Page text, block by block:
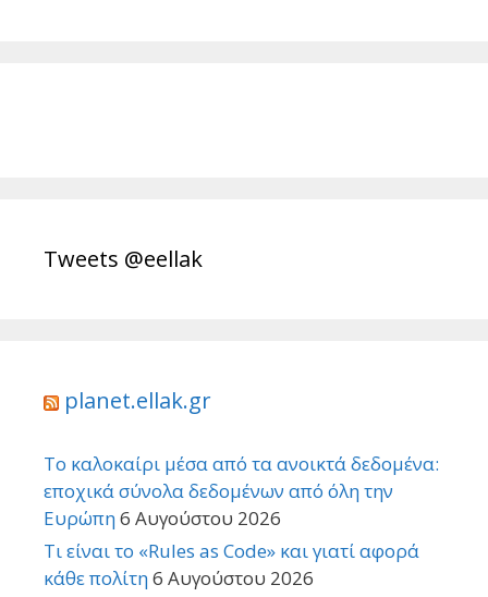
Tweets @eellak
planet.ellak.gr
Το καλοκαίρι μέσα από τα ανοικτά δεδομένα:
εποχικά σύνολα δεδομένων από όλη την
Ευρώπη6 Αυγούστου 2026
Τι είναι το «Rules as Code» και γιατί αφορά
κάθε πολίτη6 Αυγούστου 2026